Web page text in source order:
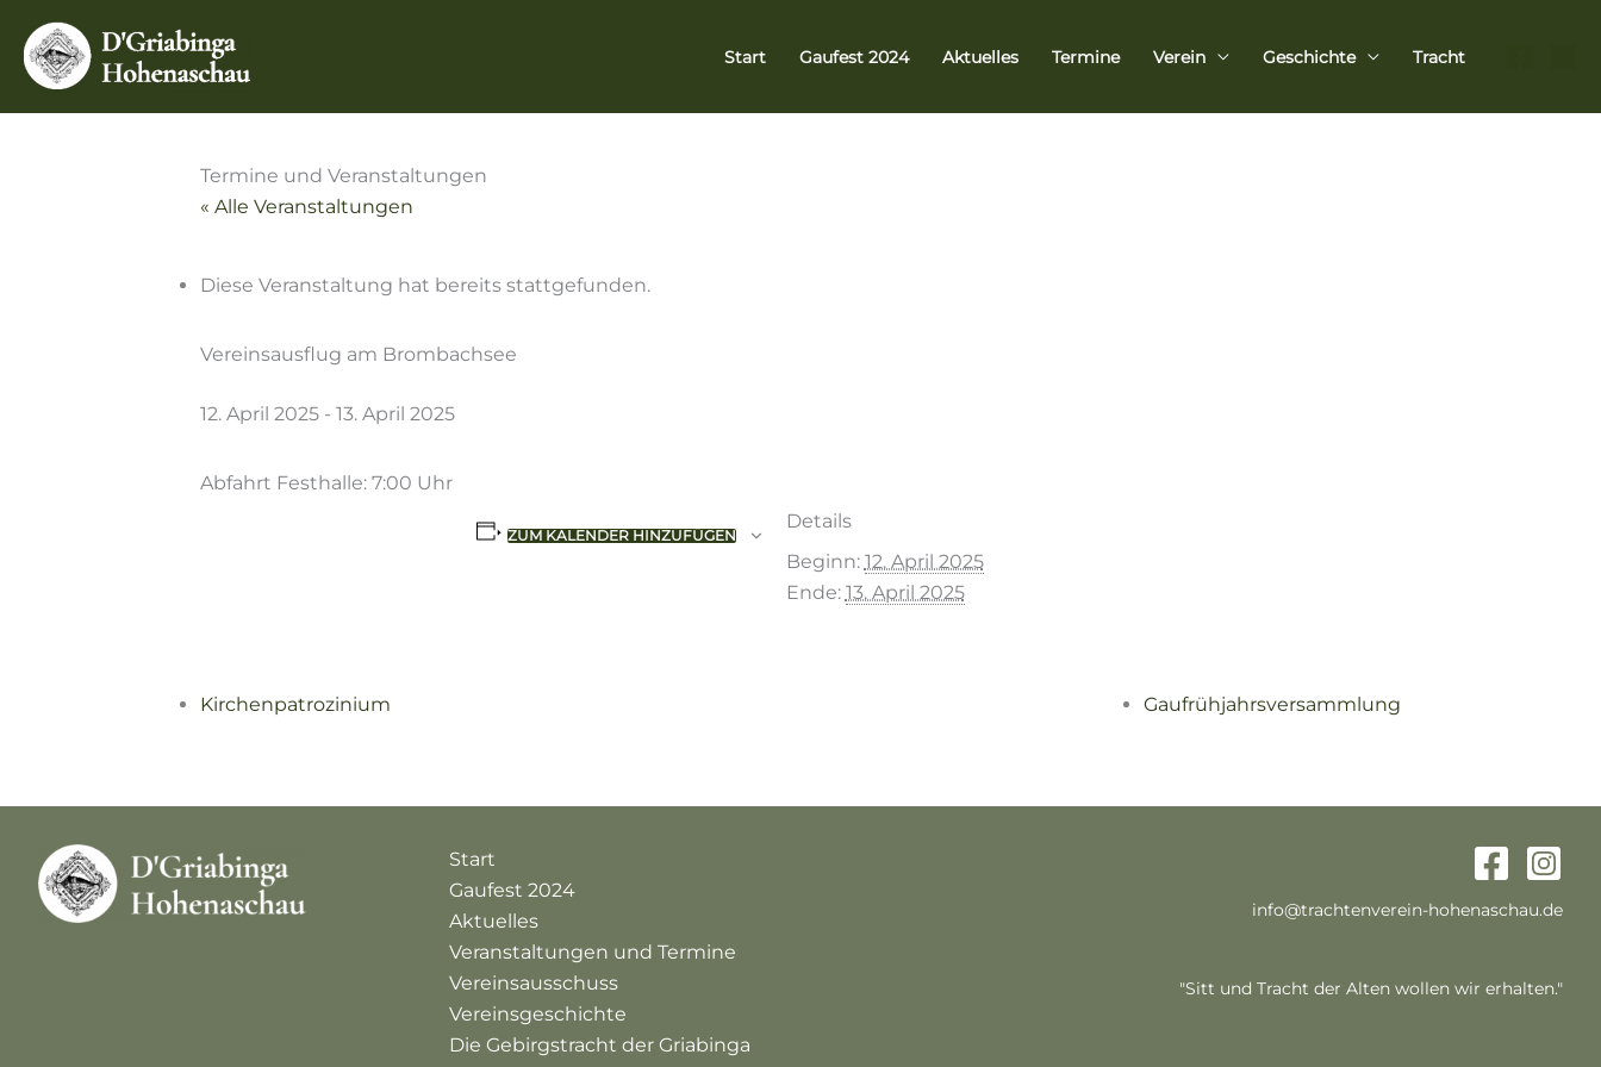
Inhalt
springen
Start Gaufest 2024 Aktuelles Termine Verein Geschichte Tracht
Termine und Veranstaltungen
« Alle Veranstaltungen
Diese Veranstaltung hat bereits stattgefunden.
Vereinsausflug am Brombachsee
12. April 2025 - 13. April 2025
Abfahrt Festhalle: 7:00 Uhr
ZUM KALENDER HINZUFÜGEN
Details
Beginn: 12. April 2025
Ende: 13. April 2025
Kirchenpatrozinium Gaufrühjahrsversammlung
Start
Gaufest 2024
Aktuelles
Veranstaltungen und Termine
Vereinsausschuss
Vereinsgeschichte
Die Gebirgstracht der Griabinga
info@trachtenverein-hohenaschau.de
"Sitt und Tracht der Alten wollen wir erhalten."